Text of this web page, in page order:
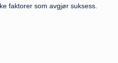
faktorer som avgjør suksess.